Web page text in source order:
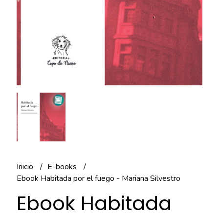
Inicio
E-books
Ebook Habitada por el fuego - Mariana Silvestro
Ebook Habitada